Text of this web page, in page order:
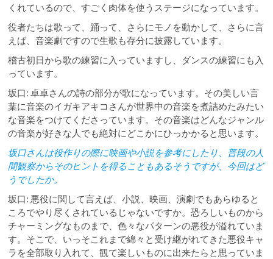
くれているので、すごく肉体を使うステージになっています。
役者たちは歌って、踊って、さらにモノを動かして、さらに言
えば、音楽劇ですので生歌も存分に披露しています。
稽古初日から歌の練習に入っていますし、ダンスの練習にも入
っています。
坂口: 卓卓さんの詩の部分が歌になっています。その美しい言
葉に音楽のイガキアキコさんが世界中の音楽を煮詰めたみたい
な音楽をつけてくださっています。その音楽はどんなジャンル
の音楽が好きな人でも絶対にどこかにひっかかると思います。
坂口さんは役作りの際に映画や小説を参考にしたり、普段の人
間観察からそのヒントを得ることもあるそうですが、今回はど
うでしたか。
坂口: 悪役に関して言えば、小説、映画、演劇でもあらゆると
ころでやり尽くされているじゃないですか。恐ろしいものから
チャーミングなものまで、色々なパターンの悪役が溢れていま
す。そこで、いっそこれまで綿々と受け継がれてきた悪役キャ
ラを全部取り入れて、観て楽しいものに出来たらと思っていま